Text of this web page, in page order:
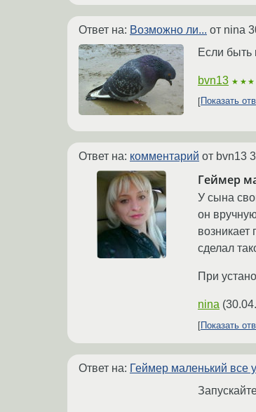
Ответ на: Возможно ли... от nina
Если быть
bvn13
Показать
Ответ на: комментарий от bvn13
Геймер
У сына
он
сделал
При
nina (
Показать
Ответ на: Геймер маленький все